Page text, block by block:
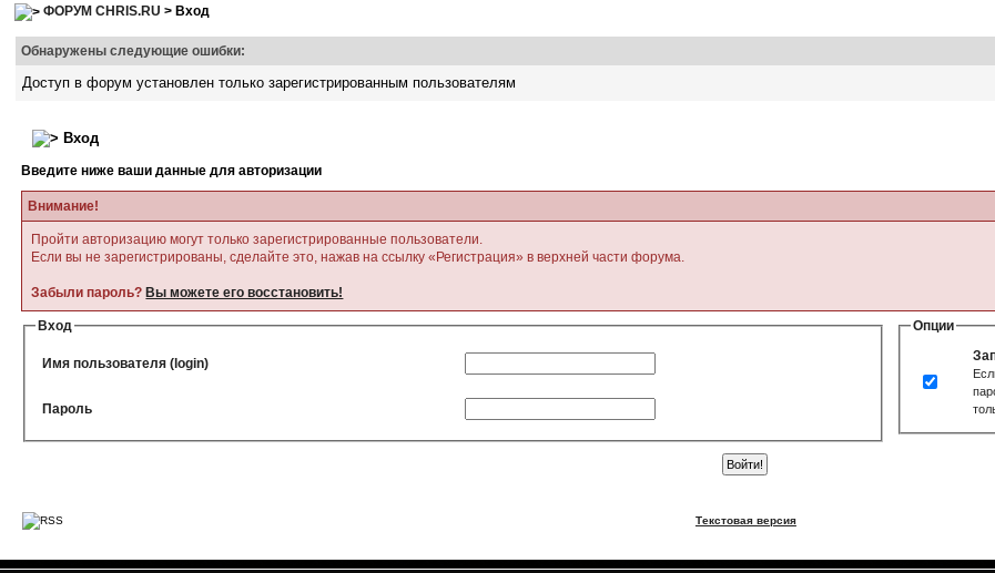
ФОРУМ CHRIS.RU > Вход
Обнаружены следующие ошибки:
Доступ в форум установлен только зарегистрированным пользователям
Вход
Введите ниже ваши данные для авторизации
Внимание!
Пройти авторизацию могут только зарегистрированные пользователи.
Если вы не зарегистрированы, сделайте это, нажав на ссылку «Регистрация» в верхней части форума.
Забыли пароль? Вы можете его восстановить!
Вход
Имя пользователя (login)
Пароль
Опции
Текстовая версия